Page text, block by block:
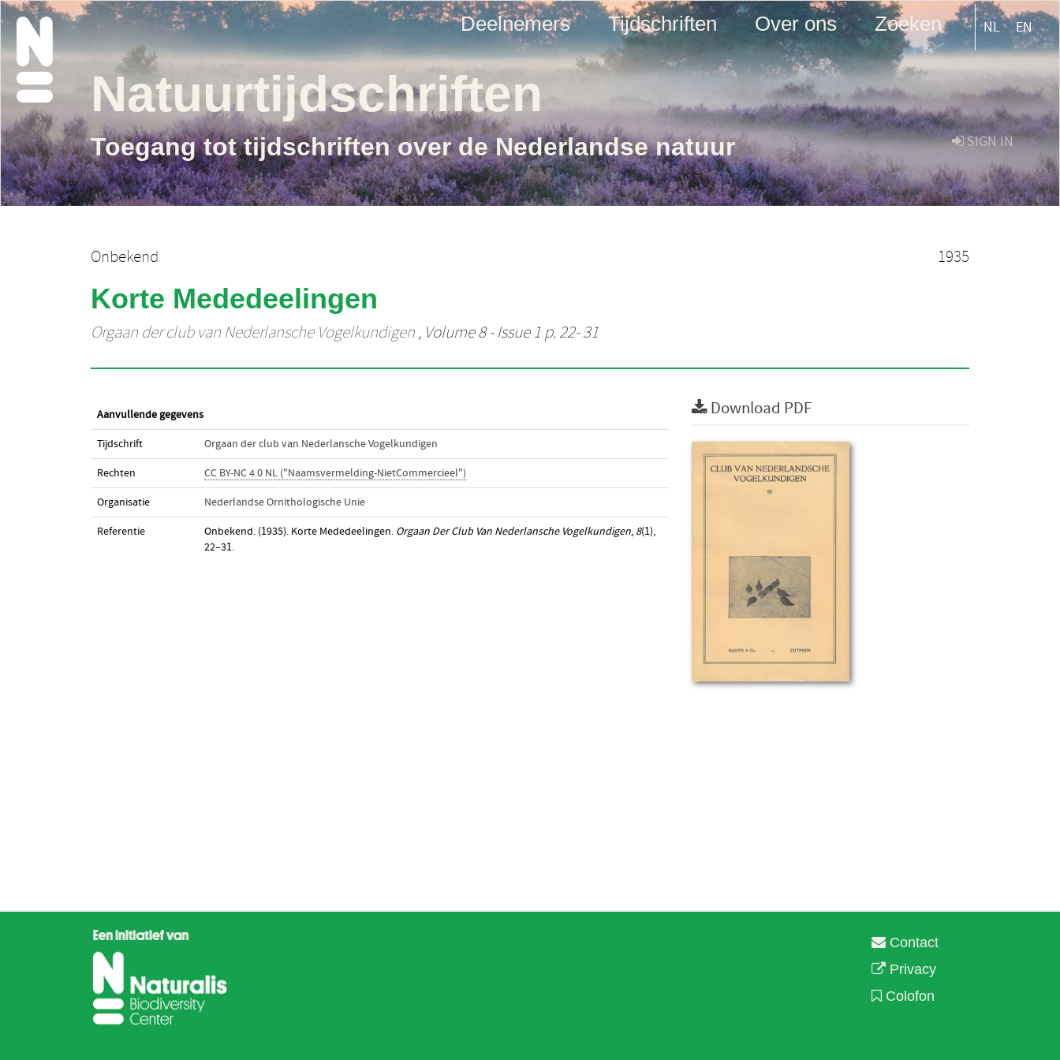
Deelnemers Tijdschriften Over ons Zoeken NL EN
SIGN IN
Natuurtijdschriften
Toegang tot tijdschriften over de Nederlandse natuur
Onbekend 1935
Korte Mededeelingen
Orgaan der club van Nederlansche Vogelkundigen, Volume 8 - Issue 1 p. 22- 31
Aanvullende gegevens
Tijdschrift Orgaan der club van Nederlansche Vogelkundigen
Rechten CC BY-NC 4.0 NL ("Naamsvermelding-NietCommercieel")
Organisatie Nederlandse Ornithologische Unie
Referentie Onbekend. (1935). Korte Mededeelingen. Orgaan Der Club Van Nederlansche Vogelkundigen, 8(1),
22–31.
Download PDF
Contact
Privacy
Colofon